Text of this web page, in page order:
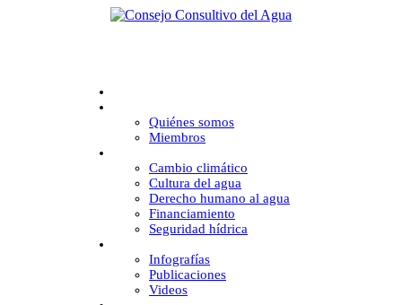
Quiénes somos
Miembros
Cambio climático
Cultura del agua
Derecho humano al agua
Financiamiento
Seguridad hídrica
Infografías
Publicaciones
Videos